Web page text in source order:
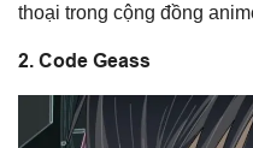
thoại trong cộng đồng
2. Code Geass